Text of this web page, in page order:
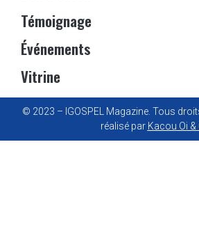
Témoignage
Événements
Vitrine
© 2023 – IGOSPEL Magazine. Tous
réalisé par Kacou Oi &